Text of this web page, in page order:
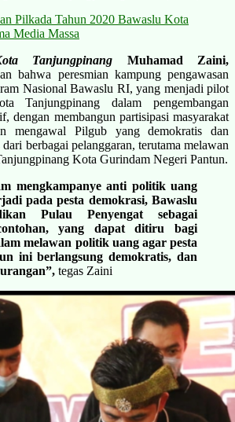
Pilkada Tahun 2020 Bawaslu Kota
Media Massa
Tanjungpinang
Muhamad Zaini,
bahwa peresmian kampung pengawasan
Nasional Bawaslu RI, yang menjadi pilot
Tanjungpinang dalam pengembangan
dengan membangun partisipasi masyarakat
mengawal Pilgub yang demokratis dan
dari berbagai pelanggaran, terutama melawan
Kota Gurindam Negeri Pantun.
mengkampanye anti politik uang
pada pesta demokrasi, Bawaslu
Pulau Penyengat sebagai
yang dapat ditiru bagi
melawan politik uang agar pesta
ini berlangsung demokratis, dan
tegas Zaini